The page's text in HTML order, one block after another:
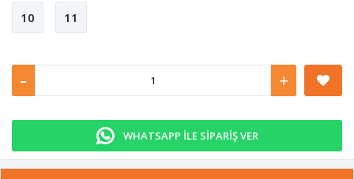
10 11
- +
WHATSAPP İLE SİPARİŞ VER